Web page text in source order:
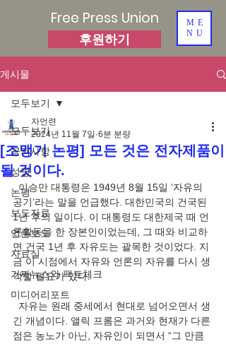
Free Press Union
후원하기
ME
NU
게시물
모두보기
공지사항
성명
논평
보도자료
언론보도
자료실
가짜뉴스와 팩트체크
미디어리포트
모두보기
[조맹기 논평] 모든 것은 전자제품이
될 것이다.
자언련
2024년 11월 7일 6분 분량
이승만 대통령은 1949년 8월 15일 ‘자유의
공기’라는 말을 언급했다. 대한민국의 건국된
1년 후의 일이다. 이 대통령도 대한제국 때 언
론활동을 한 장본인이었는데, 그 때와 비교하
면 건국 1년 후 자유도는 괄목한 것이었다. 지
금 이 시점에서 자유와 언론의 자유를 다시 생
각할 필요가 있다.
자유는 원래 중세에서 현대로 넘어오면서 생
긴 개념이다. 앨릭 프롬은 과거와 현재가 다른
점은 농노가 아닌, 자유인이 되면서 “그 만큼